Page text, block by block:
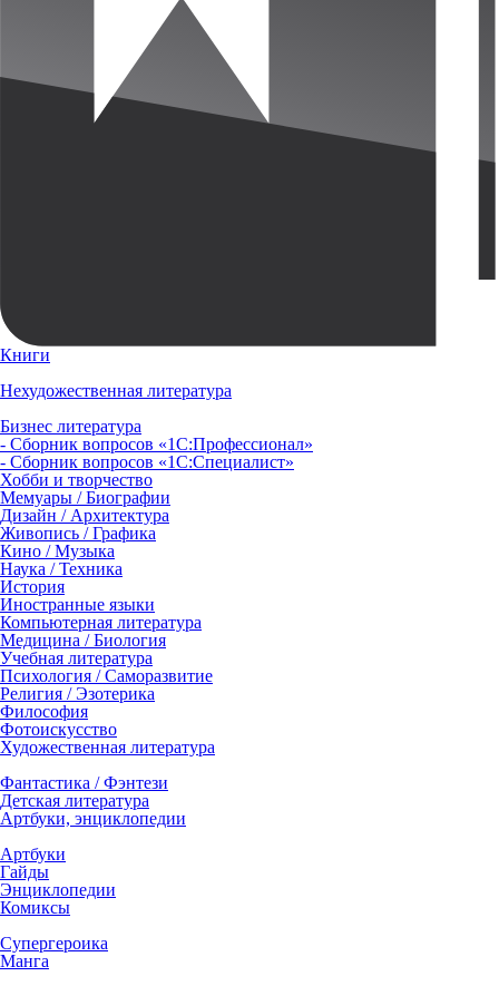
Книги
Нехудожественная литература
Бизнес литература
- Сборник вопросов «1С:Профессионал»
- Сборник вопросов «1С:Специалист»
Хобби и творчество
Мемуары / Биографии
Дизайн / Архитектура
Живопись / Графика
Кино / Музыка
Наука / Техника
История
Иностранные языки
Компьютерная литература
Медицина / Биология
Учебная литература
Психология / Саморазвитие
Религия / Эзотерика
Философия
Фотоискусство
Художественная литература
Фантастика / Фэнтези
Детская литература
Артбуки, энциклопедии
Артбуки
Гайды
Энциклопедии
Комиксы
Супергероика
Манга